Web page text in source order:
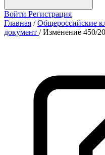
Войти Регистрация
Главная / Общероссийские
документ / Изменение 450/